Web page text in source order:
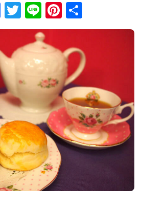
F
a
e
b
o
o
k
T
wi
tt
er
Li
n
e
Pi
nt
er
e
st
有